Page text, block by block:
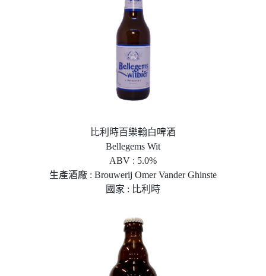
比利時百樂翰白啤酒
Bellegems Wit
ABV : 5.0%
生產酒廠 : Brouwerij Omer Vander Ghinste
國家 : 比利時